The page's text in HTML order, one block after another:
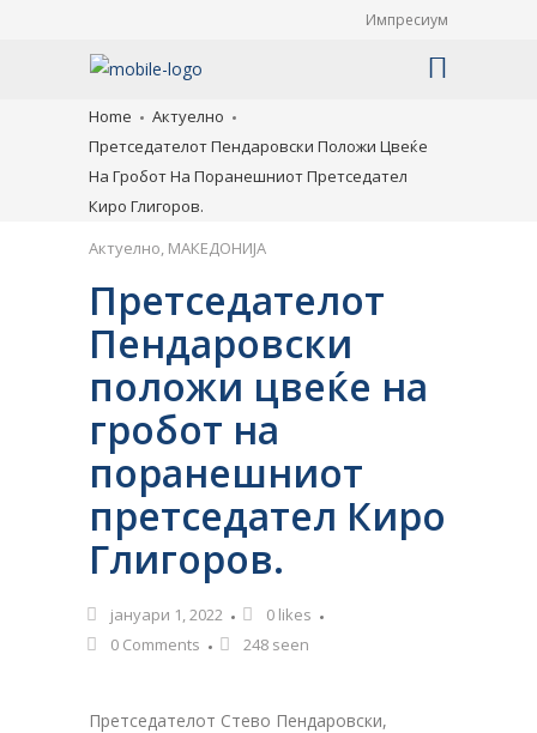
Импресиум
Home
Актуелно
Претседателот Пендаровски Положи Цвеќе
На Гробот На Поранешниот Претседател
Киро Глигоров.
Актуелно, МАКЕДОНИЈА
Претседателот
Пендаровски
положи цвеќе на
гробот на
поранешниот
претседател Киро
Глигоров.
јануари 1, 2022 0 likes
0 Comments
248 seen
Претседателот Стево Пендаровски,